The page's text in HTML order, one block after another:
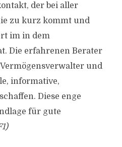
der bei aller
zu kurz kommt und
im in dem
Die erfahrenen Berater
und
informative,
Diese enge
für gute